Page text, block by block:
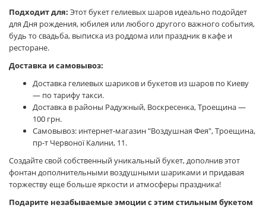
Подходит для: Этот букет гелиевых шаров идеально подойдет
для Дня рождения, юбилея или любого другого важного события,
будь то свадьба, выписка из роддома или праздник в кафе и
ресторане.
Доставка и самовывоз:
Доставка гелиевых шариков и букетов из шаров по Киеву
— по тарифу такси.
Доставка в районы Радужный, Воскресенка, Троещина —
100 грн.
Самовывоз: интернет-магазин "Воздушная Фея", Троещина,
пр-т Червоної Калини, 11.
Создайте свой собственный уникальный букет, дополнив этот
фонтан дополнительными воздушными шариками и придавая
торжеству еще больше яркости и атмосферы праздника!
Подарите незабываемые эмоции с этим стильным букетом